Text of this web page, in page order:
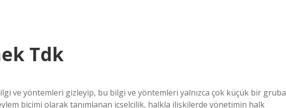
Tdk
ve yöntemleri gizleyip, bu bilgi ve yöntemleri yalnızca çok küçük bir gruba
biçimi olarak tanımlanan içselcilik, halkla ilişkilerde yönetimin halk